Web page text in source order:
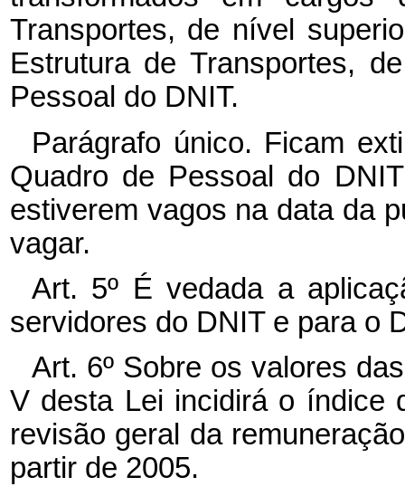
Transportes, de nível
Estrutura de Transportes,
Pessoal do DNIT.
Parágrafo único. Ficam
Quadro de Pessoal do
estiverem vagos na data da
vagar.
Art. 5º É vedada a
servidores do DNIT e para o
Art. 6º Sobre os valores
V desta Lei incidirá o índice
revisão geral da
partir de 2005.